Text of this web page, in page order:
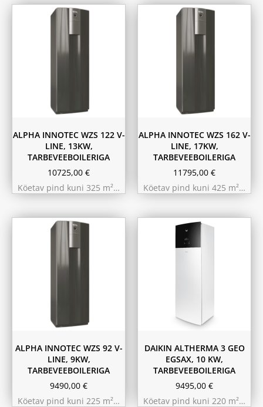
ALPHA INNOTEC WZS 122 V-
LINE, 13KW,
TARBEVEEBOILERIGA
10725,00 €
Köetav pind kuni 325 m²…
ALPHA INNOTEC WZS 162 V-
LINE, 17KW,
TARBEVEEBOILERIGA
11795,00 €
Köetav pind kuni 425 m²…
ALPHA INNOTEC WZS 92 V-
LINE, 9KW,
TARBEVEEBOILERIGA
9490,00 €
Köetav pind kuni 225 m²…
DAIKIN ALTHERMA 3 GEO
EGSAX, 10 KW,
TARBEVEEBOILERIGA
9495,00 €
Köetav pind kuni 220 m²…